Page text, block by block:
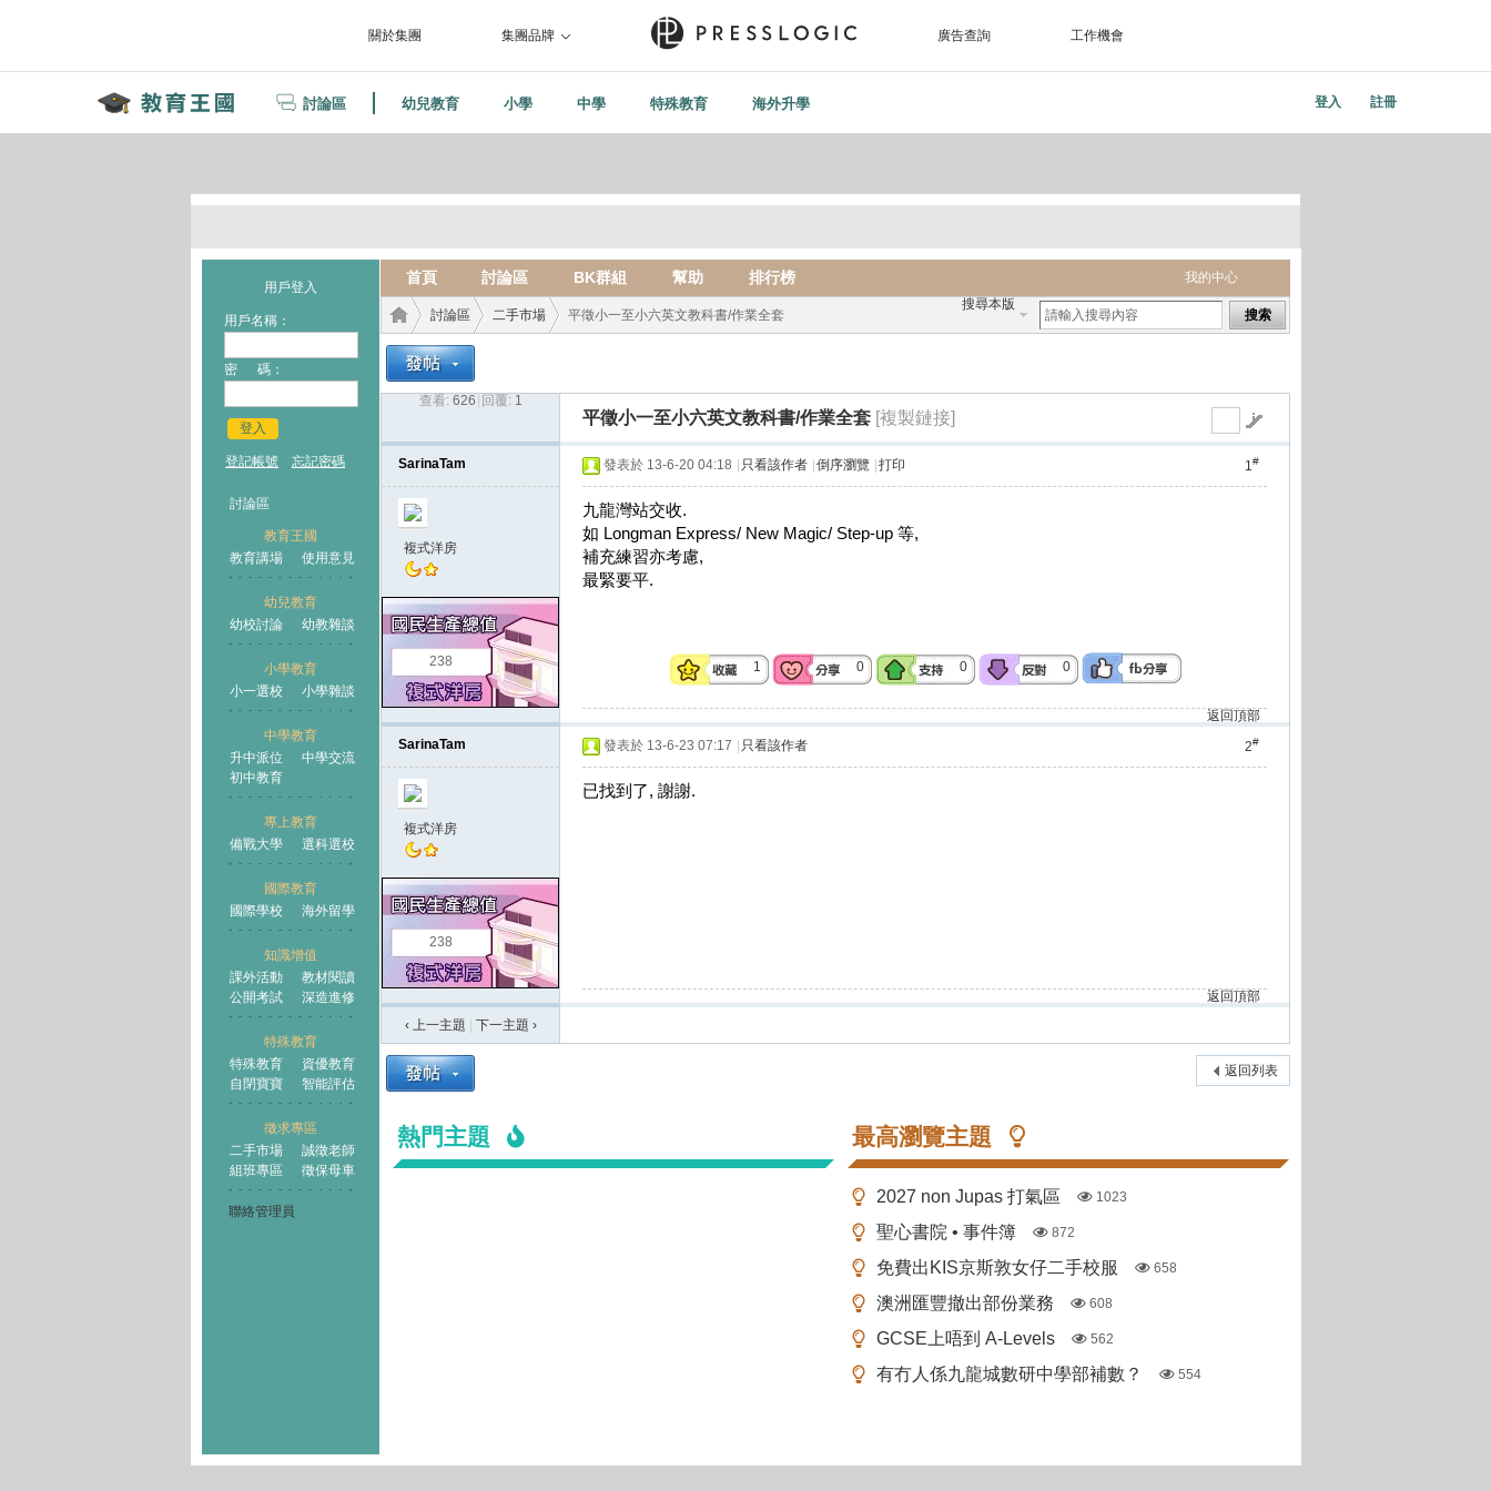
關於集團 集團品牌 廣告查詢 工作機會
討論區 幼兒教育 小學 中學 特殊教育 海外升學 登入 註冊
用戶登入
用戶名稱：
密 碼：
登入
登記帳號 忘記密碼
討論區
教育王國
教育講場
使用意見
幼兒教育
幼校討論
幼教雜談
小學教育
小一選校
小學雜談
中學教育
升中派位
中學交流
初中教育
專上教育
備戰大學
選科選校
國際教育
國際學校
海外留學
知識增值
課外活動
教材閱讀
公開考試
深造進修
特殊教育
特殊教育
資優教育
自閉寶寶
智能評估
徵求專區
二手市場
誠徵老師
組班專區
徵保母車
聯絡管理員
我的中心
首頁 討論區 BK群組 幫助 排行榜
搜尋本版
搜索
王國
討論區
›
二手市場 平徵小一至小六英文教科書/作業全套
查看: 626 回覆: 1
平徵小一至小六英文教科書/作業全套 [複製鏈接]
SarinaTam
複式洋房
238
1#
發表於 13-6-20 04:18 只看該作者 倒序瀏覽 打印
九龍灣站交收.
如 Longman Express/ New Magic/ Step-up 等,
補充練習亦考慮,
最緊要平.
1 0 0 0
返回頂部
SarinaTam
複式洋房
238
2#
發表於 13-6-23 07:17 只看該作者
已找到了, 謝謝.
返回頂部
‹ 上一主題
下一主題 ›
返回列表
熱門主題 最高瀏覽主題
2027 non Jupas 打氣區 1023
聖心書院 • 事件簿 872
免費出KIS京斯敦女仔二手校服 658
澳洲匯豐撤出部份業務 608
GCSE上唔到 A-Levels 562
有冇人係九龍城數研中學部補數？ 554